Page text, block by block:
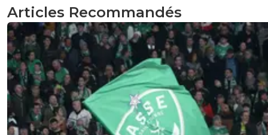
Articles Recommandés